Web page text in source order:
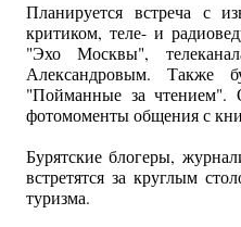
Планируется встреча с
критиком, теле- и
"Эхо Москвы",
Александровым. Также
"Пойманные за чтением".
фотомоменты общения с
Бурятские блогеры,
встретятся за круглым
туризма.